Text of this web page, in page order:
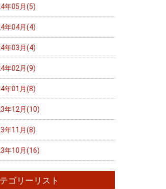
年05月(5)
年04月(4)
年03月(4)
年02月(9)
年01月(8)
年12月(10)
年11月(8)
年10月(16)
ゴリーリスト